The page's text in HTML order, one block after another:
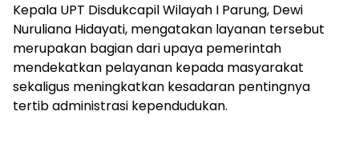
Kepala UPT Disdukcapil Wilayah I Parung, Dewi
Nuruliana Hidayati, mengatakan layanan tersebut
merupakan bagian dari upaya pemerintah
mendekatkan pelayanan kepada masyarakat
sekaligus meningkatkan kesadaran pentingnya
tertib administrasi kependudukan.